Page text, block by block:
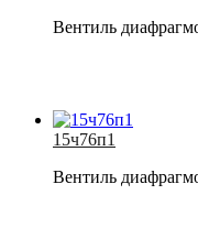
Вентиль
15ч76п1
Вентиль